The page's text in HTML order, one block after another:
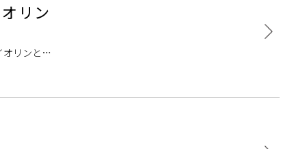
リン
リンとい